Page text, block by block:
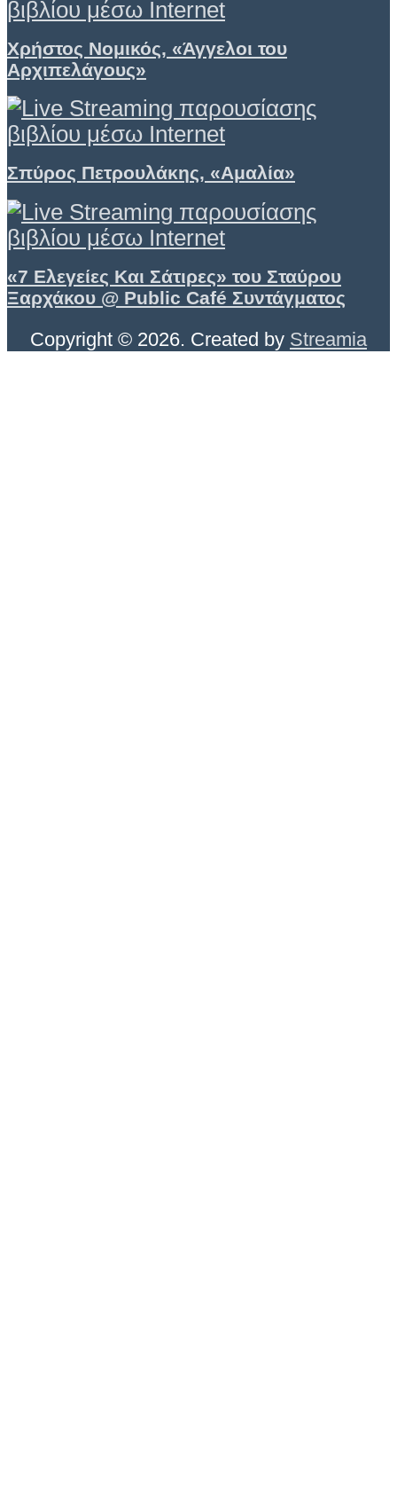
Χρήστος Νομικός, «Άγγελοι του
Αρχιπελάγους»
Σπύρος Πετρουλάκης, «Αμαλία»
«7 Eλεγείες Και Σάτιρες» του Σταύρου
Ξαρχάκου @ Public Café Συντάγματος
Copyright © 2026. Created by Streamia